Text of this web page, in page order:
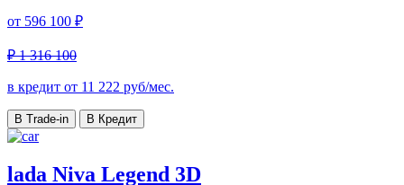
от 596 100 ₽
₽ 1 316 100
в кредит от 11 222 руб/мес.
В Trade-in В Кредит
lada Niva Legend 3D